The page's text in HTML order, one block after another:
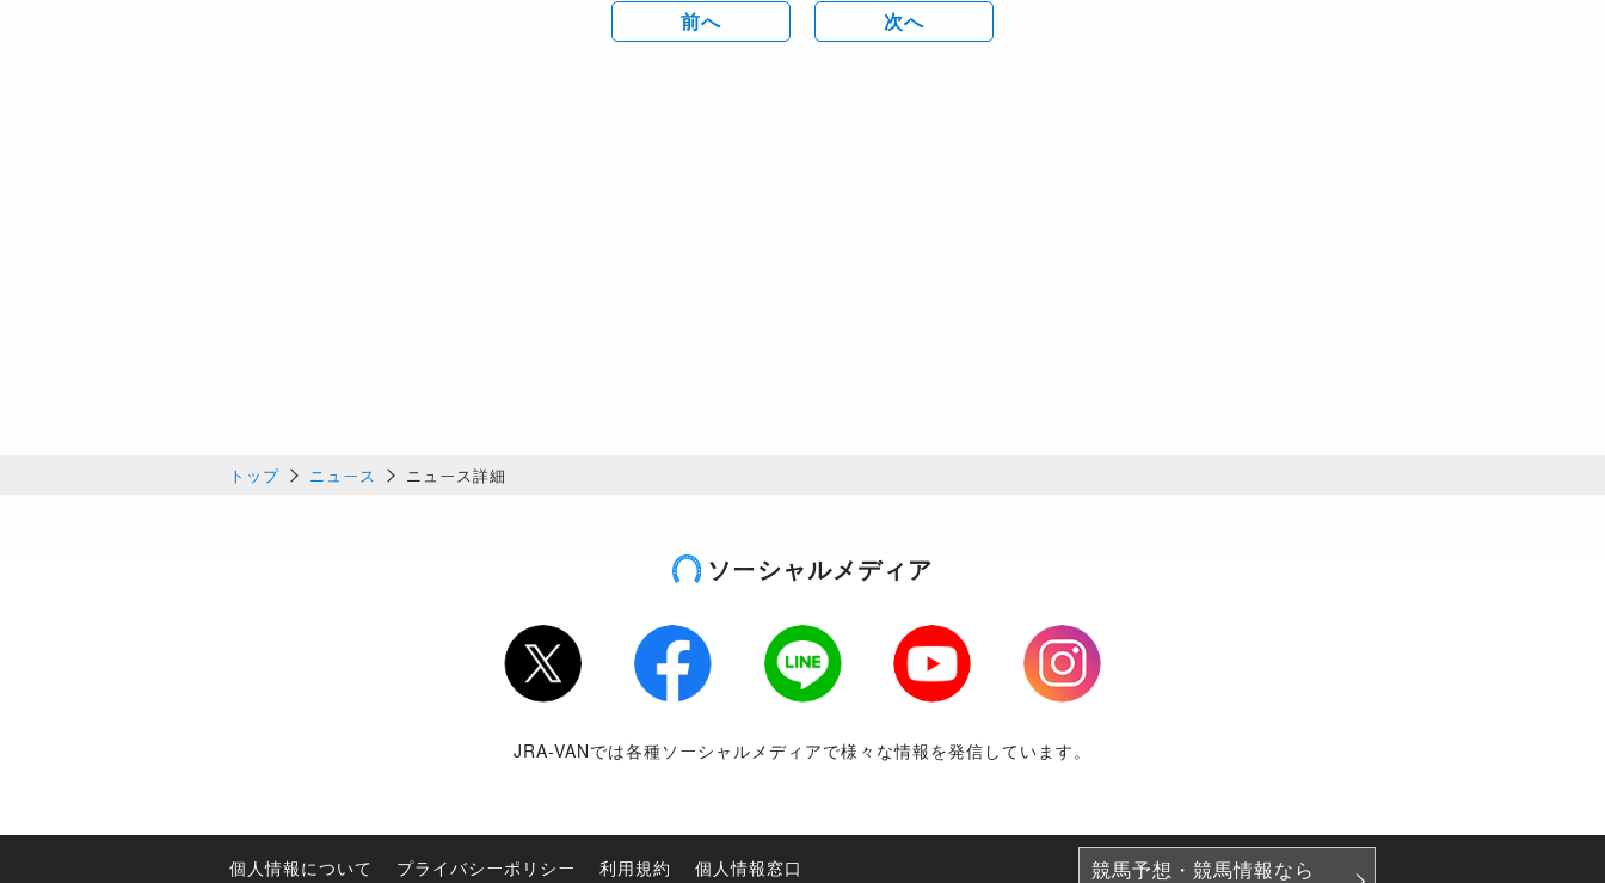
前へ 次へ
トップ ニュース ニュース詳細
ソーシャルメディア
Twitter Facebook LINE Youtube
Instagram
JRA-VANでは各種ソーシャルメディアで様々な情報を発信しています。
個人情報について プライバシーポリシー 利用規約 個人情報窓口 競馬予想・競馬情報なら